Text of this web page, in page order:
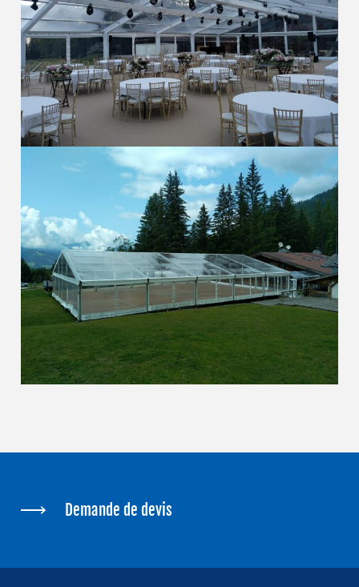
Demande de devis